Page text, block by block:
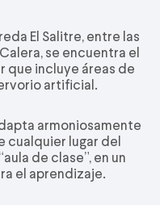
El Salitre, entre las
se encuentra el
que incluye áreas de
artificial.
armoniosamente
cualquier lugar del
de clase”, en un
el aprendizaje.